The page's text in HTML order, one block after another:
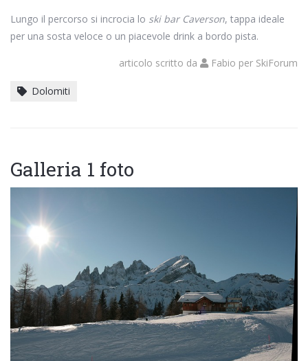
Lungo il percorso si incrocia lo ski bar Caverson, tappa ideale
per una sosta veloce o un piacevole drink a bordo pista.
articolo scritto da Fabio per SkiForum
Dolomiti
Galleria 1 foto